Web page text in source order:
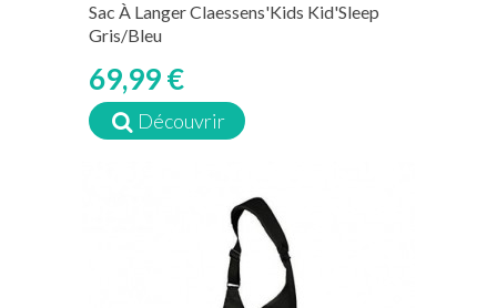
Sac À Langer Claessens'Kids Kid'Sleep
Gris/Bleu
69,99 €
Découvrir